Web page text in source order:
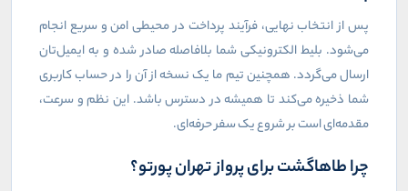
پس از انتخاب نهایی، فرآیند پرداخت در محیطی امن و سریع انجام
می‌شود. بلیط الکترونیکی شما بلافاصله صادر شده و به ایمیل‌تان
ارسال می‌گردد. همچنین تیم ما یک نسخه از آن را در حساب کاربری
شما ذخیره می‌کند تا همیشه در دسترس باشد. این نظم و سرعت،
مقدمه‌ای است بر شروع یک سفر حرفه‌ای.
چرا طاهاگشت برای پرواز تهران پورتو؟